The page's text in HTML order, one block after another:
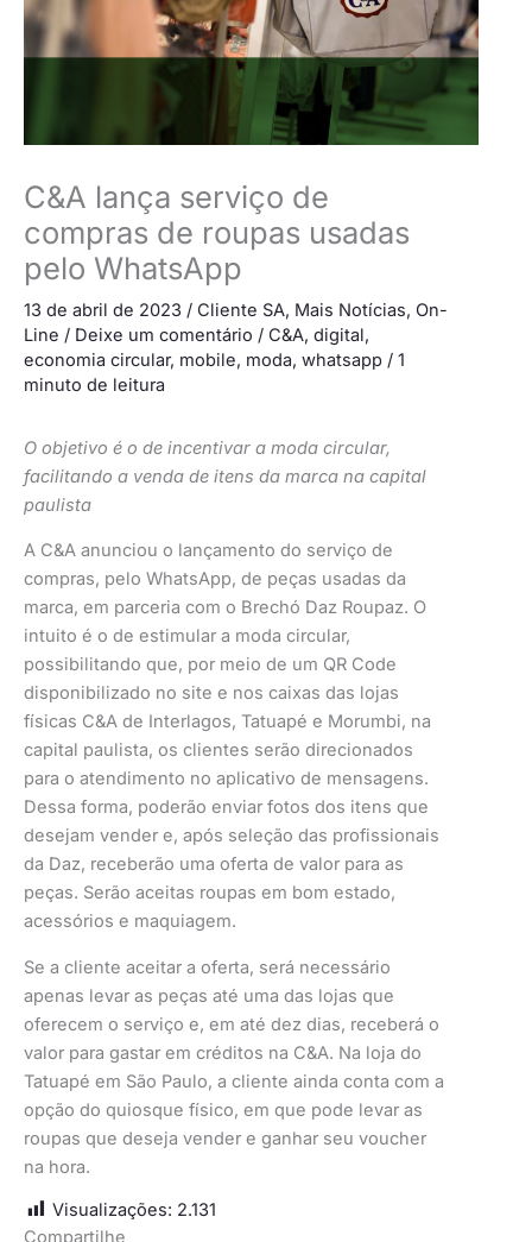
C&A lança serviço de
compras de roupas usadas
pelo WhatsApp
13 de abril de 2023 / Cliente SA, Mais Notícias, On-
Line / Deixe um comentário / C&A, digital,
economia circular, mobile, moda, whatsapp / 1
minuto de leitura
O objetivo é o de incentivar a moda circular,
facilitando a venda de itens da marca na capital
paulista
A C&A anunciou o lançamento do serviço de
compras, pelo WhatsApp, de peças usadas da
marca, em parceria com o Brechó Daz Roupaz. O
intuito é o de estimular a moda circular,
possibilitando que, por meio de um QR Code
disponibilizado no site e nos caixas das lojas
físicas C&A de Interlagos, Tatuapé e Morumbi, na
capital paulista, os clientes serão direcionados
para o atendimento no aplicativo de mensagens.
Dessa forma, poderão enviar fotos dos itens que
desejam vender e, após seleção das profissionais
da Daz, receberão uma oferta de valor para as
peças. Serão aceitas roupas em bom estado,
acessórios e maquiagem.
Se a cliente aceitar a oferta, será necessário
apenas levar as peças até uma das lojas que
oferecem o serviço e, em até dez dias, receberá o
valor para gastar em créditos na C&A. Na loja do
Tatuapé em São Paulo, a cliente ainda conta com a
opção do quiosque físico, em que pode levar as
roupas que deseja vender e ganhar seu voucher
na hora.
Visualizações: 2.131
Compartilhe